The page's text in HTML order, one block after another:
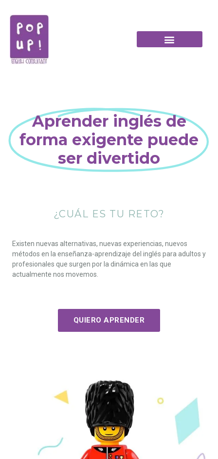
Aprender inglés de
forma exigente puede
ser divertido
¿CUÁL ES TU RETO?
Existen nuevas alternativas, nuevas experiencias, nuevos
métodos en la enseñanza-aprendizaje del inglés para adultos y
profesionales que surgen por la dinámica en las que
actualmente nos movemos.
QUIERO APRENDER